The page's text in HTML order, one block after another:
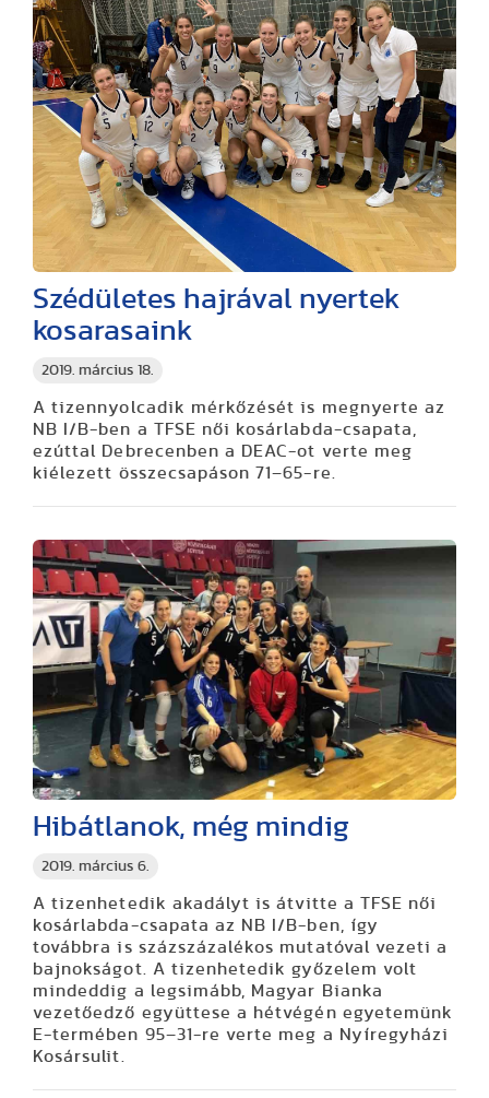
2019. március 18.
Szédületes hajrával nyertek
kosarasaink
A tizennyolcadik mérkőzését is megnyerte az
NB I/B-ben a TFSE női kosárlabda-csapata,
ezúttal Debrecenben a DEAC-ot verte meg
kiélezett összecsapáson 71–65-re.
2019. március 6.
Hibátlanok, még mindig
A tizenhetedik akadályt is átvitte a TFSE női
kosárlabda-csapata az NB I/B-ben, így
továbbra is százszázalékos mutatóval vezeti a
bajnokságot. A tizenhetedik győzelem volt
mindeddig a legsimább, Magyar Bianka
vezetőedző együttese a hétvégén egyetemünk
E-termében 95–31-re verte meg a Nyíregyházi
Kosársulit.